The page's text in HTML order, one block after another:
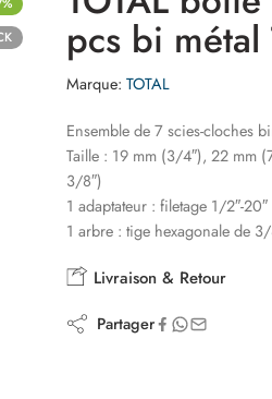
pcs bi métal
Marque: TOTAL
Ensemble de 7 scies-cloches
Taille : 19 mm (3/4″), 22 mm
3/8″)
1 adaptateur : filetage 1/2″-
1 arbre : tige hexagonale de
Livraison & Retour
Partager